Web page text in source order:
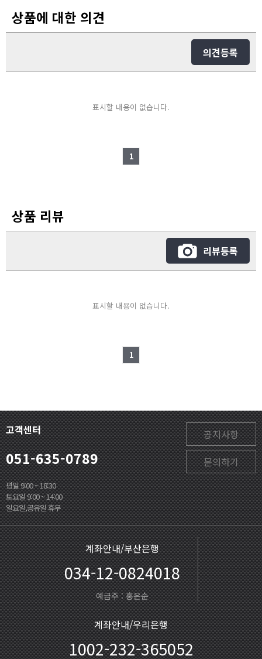
상품에 대한 의견
의견등록
표시할 내용이 없습니다.
1
상품 리뷰
리뷰등록
표시할 내용이 없습니다.
1
고객센터
051-635-0789
평일 9:00 ~ 18:30
토요일 9:00 ~ 14:00
일요일,공유일 휴무
공지사항
문의하기
계좌안내/부산은행
034-12-0824018
예금주 : 홍은순
계좌안내/우리은행
1002-232-365052